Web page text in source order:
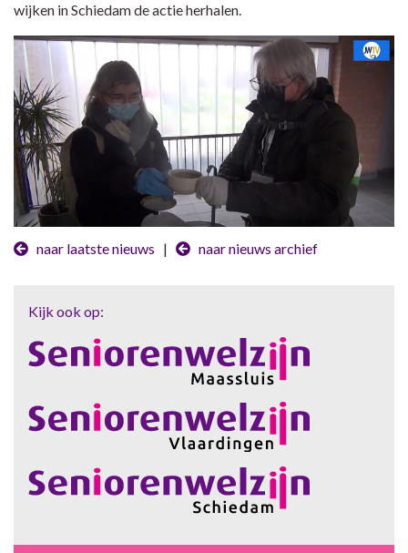
wijken in Schiedam de actie herhalen.
naar laatste nieuws | naar nieuws archief
Kijk ook op: